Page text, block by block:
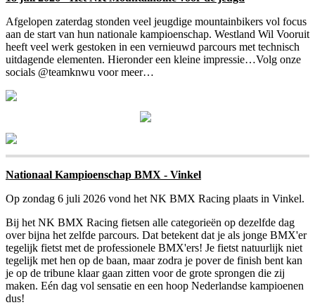
Afgelopen zaterdag stonden veel jeugdige mountainbikers vol focus
aan de start van hun nationale kampioenschap. Westland Wil Vooruit
heeft veel werk gestoken in een vernieuwd parcours met technisch
uitdagende elementen. Hieronder een kleine impressie…Volg onze
socials @teamknwu voor meer…
Nationaal Kampioenschap BMX - Vinkel
Op zondag 6 juli 2026 vond het NK BMX Racing plaats in Vinkel.
Bij het NK BMX Racing fietsen alle categorieën op dezelfde dag
over bijna het zelfde parcours. Dat betekent dat je als jonge BMX'er
tegelijk fietst met de professionele BMX'ers! Je fietst natuurlijk niet
tegelijk met hen op de baan, maar zodra je pover de finish bent kan
je op de tribune klaar gaan zitten voor de grote sprongen die zij
maken. Eén dag vol sensatie en een hoop Nederlandse kampioenen
dus!